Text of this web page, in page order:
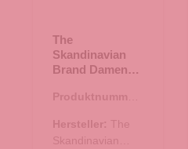
The
Skandinavian
Brand Damen
Cognac
Produktnummer:
Hersteller: The
Skandinavian